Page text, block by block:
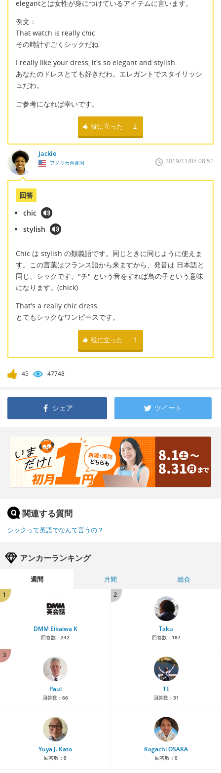
elegantとは女性が身につけているアイテムに言います。
例文：
That watch is really chic
その時計すごくシックだね
I really like your dress, it's so elegant and stylish.
あなたのドレスとても好きだわ。エレガントでスタイリッシ
ュだわ。
ご参考になれば幸いです。
役に立った 2
Jackie
アメリカ合衆国 2019/11/05 08:51
回答
chic
stylish
Chic は stylish の類義語です。同じときに同じように使えま
す。この言葉はフランス語から来ますから、発音は 日本語と
同じ、シックです。"チ" という音をすれば鳥の子という意味
になります。(chick)
That's a really chic dress.
とてもシックなワンピースです。
役に立った 1
45 47748
シェア ツイート
関連する質問
シックって英語でなんて言うの？
アンカーランキング
週間 月間
総合
1
DMM Eikaiwa K
回答数： 242
2
Taku
回答数： 187
3
Paul
回答数： 66
TE
回答数： 31
Yuya J. Kato
回答数： 0
Kogachi OSAKA
回答数： 0